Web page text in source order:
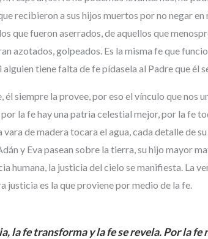
recibieron a sus hijos muertos por no negar
que fueron aserrados, de aquellos que
azotados, golpeados. Es la misma fe que
tiene falta de fe pídasela al Padre que él
siempre la provee, por eso el vínculo que nos
la fe hay una patria celestial mejor, por la fe
de madera tocara el agua, cada detalle de
y Eva pasean sobre la tierra, su hijo mayor
humana, la justicia del cielo se manifiesta. La
justicia es la que proviene por medio de la fe.
la fe transforma y la fe se revela. Por la